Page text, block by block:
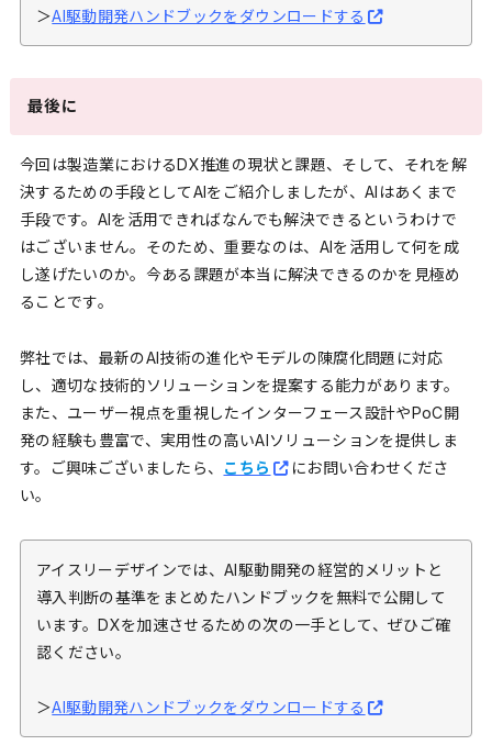
＞AI駆動開発ハンドブックをダウンロードする
最後に
今回は製造業におけるDX推進の現状と課題、そして、それを解
決するための手段としてAIをご紹介しましたが、AIはあくまで
手段です。AIを活用できればなんでも解決できるというわけで
はございません。そのため、重要なのは、AIを活用して何を成
し遂げたいのか。今ある課題が本当に解決できるのかを見極め
ることです。
弊社では、最新のAI技術の進化やモデルの陳腐化問題に対応
し、適切な技術的ソリューションを提案する能力があります。
また、ユーザー視点を重視したインターフェース設計やPoC開
発の経験も豊富で、実用性の高いAIソリューションを提供しま
す。ご興味ございましたら、 こちら
にお問い合わせくださ
い。
アイスリーデザインでは、AI駆動開発の経営的メリットと
導入判断の基準をまとめたハンドブックを無料で公開して
います。DXを加速させるための次の一手として、ぜひご確
認ください。
＞AI駆動開発ハンドブックをダウンロードする